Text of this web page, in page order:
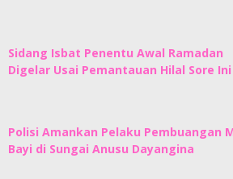
Sidang Isbat Penentu Awal Ramadan
Digelar Usai Pemantauan Hilal Sore Ini
Polisi Amankan Pelaku Pembuangan
Bayi di Sungai Anusu Dayangina